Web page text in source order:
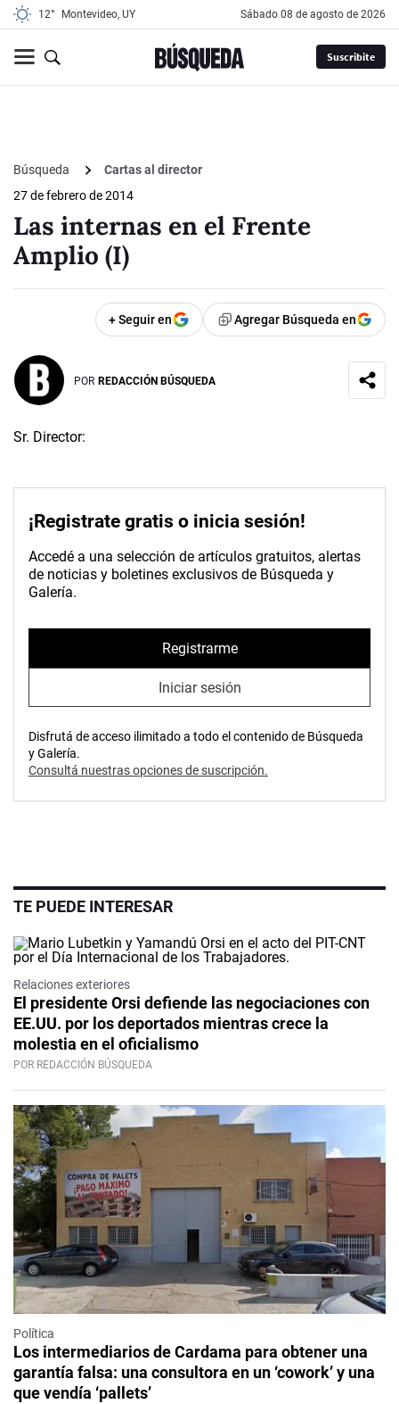
12° Montevideo, UY sábado 08 de agosto de 2026
Suscribite
Búsqueda
Cartas al director
27 de febrero de 2014
Las internas en el Frente
Amplio (I)
+ Seguir en Agregar Búsqueda en
POR REDACCIÓN BÚSQUEDA
Sr. Director:
¡Registrate gratis o inicia sesión!
Accedé a una selección de artículos gratuitos, alertas
de noticias y boletines exclusivos de Búsqueda y
Galería.
Registrarme
Iniciar sesión
Disfrutá de acceso ilimitado a todo el contenido de Búsqueda
y Galería.
Consultá nuestras opciones de suscripción.
TE PUEDE INTERESAR
Relaciones exteriores
El presidente Orsi defiende las negociaciones con
EE.UU. por los deportados mientras crece la
molestia en el oficialismo
POR REDACCIÓN BÚSQUEDA
Política
Los intermediarios de Cardama para obtener una
garantía falsa: una consultora en un ‘cowork’ y una
que vendía ‘pallets’